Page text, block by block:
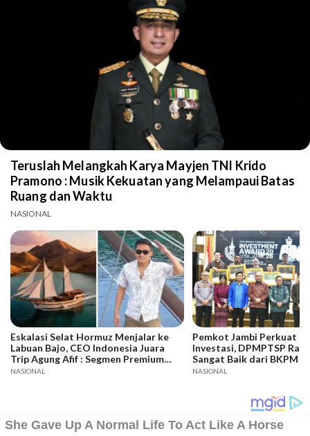
Teruslah Melangkah Karya Mayjen TNI Krido
Pramono : Musik Kekuatan yang Melampaui Batas
Ruang dan Waktu
NASIONAL
Eskalasi Selat Hormuz Menjalar ke
Labuan Bajo, CEO Indonesia Juara
Trip Agung Afif : Segmen Premium
Bertahan, Adaptasi Jadi Kunci
NASIONAL
Pemkot Jambi Perkuat
Investasi, DPMPTSP
Sangat Baik dari BKPM
NASIONAL